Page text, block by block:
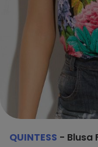
QUINTESS - Blusa